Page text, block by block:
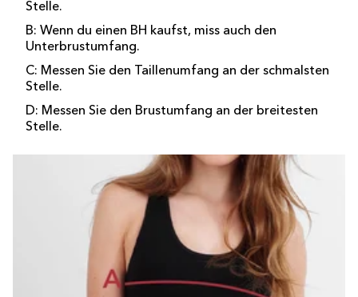
Stelle.
B: Wenn du einen BH kaufst, miss auch den
Unterbrustumfang.
C: Messen Sie den Taillenumfang an der schmalsten
Stelle.
D: Messen Sie den Brustumfang an der breitesten
Stelle.